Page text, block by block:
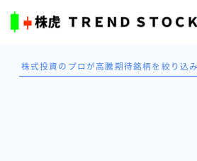
株式投資のプロが高騰期待銘柄を絞り込